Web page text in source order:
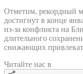
Отметим, рекордный
достигнут в конце
из-за конфликта на
длительного
снижающих
Читайте нас в